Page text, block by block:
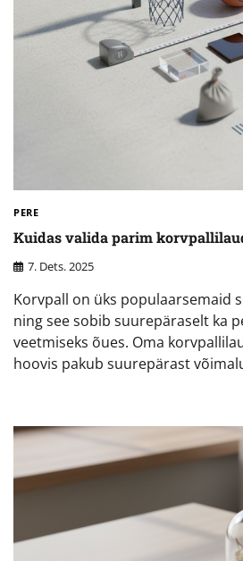
PERE
Kuidas valida parim
7. Dets. 2025
Korvpall on üks populaarsemaid
ning see sobib suurepäraselt ka
veetmiseks õues. Oma
hoovis pakub suurepärast